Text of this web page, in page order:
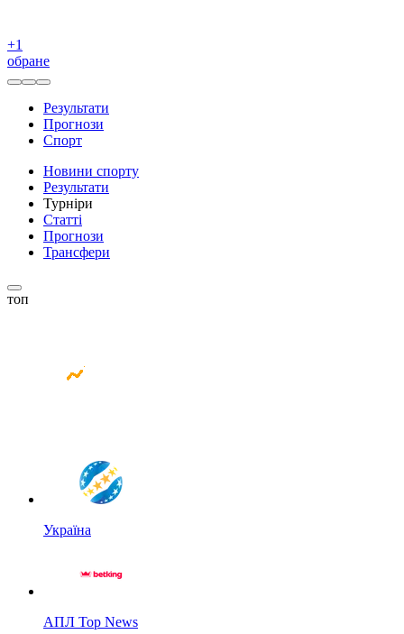
+1
обране
Результати
Прогнози
Спорт
Новини спорту
Результати
Турніри
Статті
Прогнози
Трансфери
топ
Україна
АПЛ Top News